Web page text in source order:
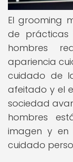
El grooming
de prácticas
hombres
apariencia
cuidado de
afeitado y el
sociedad
hombres
imagen y
cuidado